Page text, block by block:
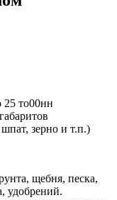
то00нн
зерно и т.п.)
щебня, песка,
удобрений.